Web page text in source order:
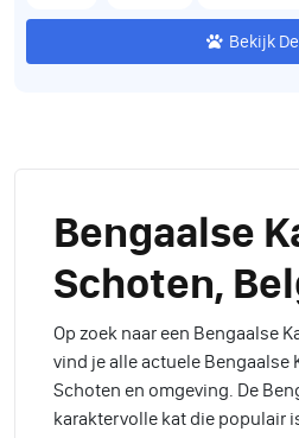
Bekijk
Bengaalse
Schoten,
Op zoek naar een Bengaalse
vind je alle actuele Bengaalse
Schoten en omgeving. De
karaktervolle kat die populair